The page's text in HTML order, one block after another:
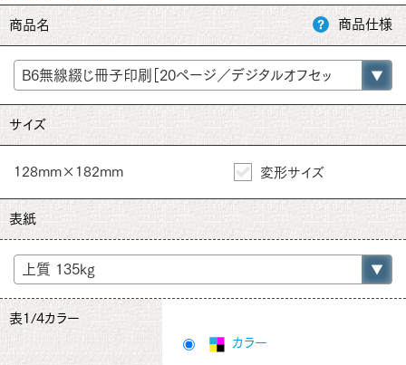
商品名 商品仕様
サイズ
128mm×182mm 変形サイズ
表紙
表1/4カラー
カラー